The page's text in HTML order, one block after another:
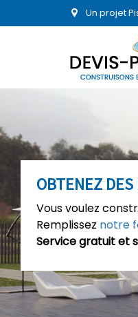
Un projet
OBTENEZ
Vous voulez
Remplissez notre
Service gratuit et